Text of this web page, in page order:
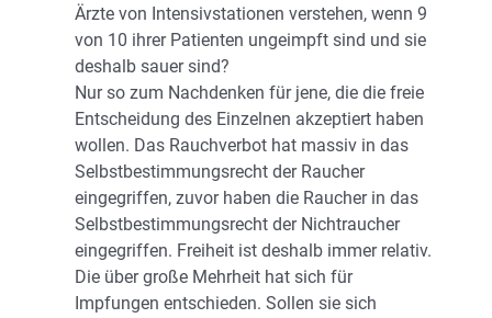
Ärzte von Intensivstationen verstehen, wenn 9
von 10 ihrer Patienten ungeimpft sind und sie
deshalb sauer sind?
Nur so zum Nachdenken für jene, die die freie
Entscheidung des Einzelnen akzeptiert haben
wollen. Das Rauchverbot hat massiv in das
Selbstbestimmungsrecht der Raucher
eingegriffen, zuvor haben die Raucher in das
Selbstbestimmungsrecht der Nichtraucher
eingegriffen. Freiheit ist deshalb immer relativ.
Die über große Mehrheit hat sich für
Impfungen entschieden. Sollen sie sich